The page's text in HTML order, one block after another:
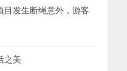
发生断绳意外，游客
之美